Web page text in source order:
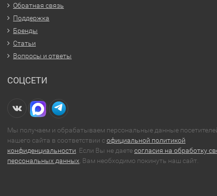
Обратная связь
Поддержка
Бренды
Статьи
Вопросы и ответы
СОЦСЕТИ
Мы получаем и обрабатываем персональные данные
нашего сайта в соответствии софициальной политикой
конфиденциальности . Если Вы не даетесогласия на обработку
персональных данных , Вам необходимо покинуть наш сайт.